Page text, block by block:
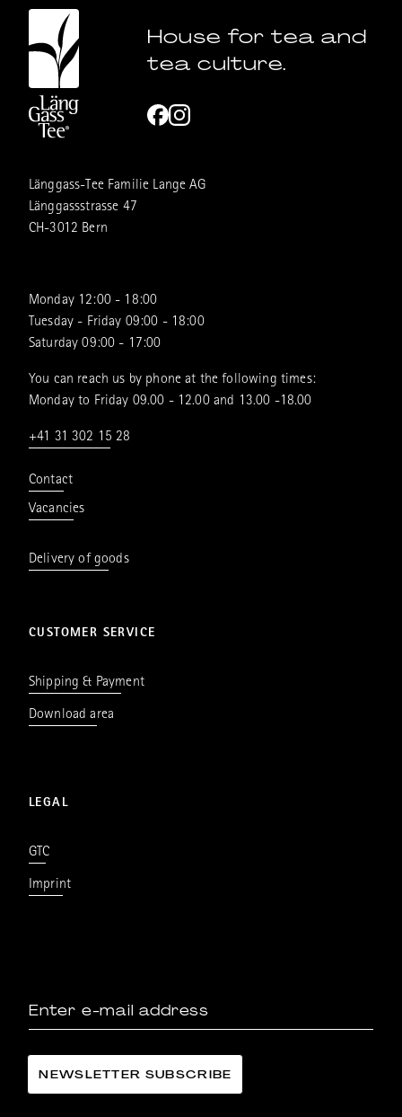
House for tea and
tea culture.
Länggass-Tee Familie Lange AG
Länggassstrasse 47
CH-3012 Bern
Monday 12:00 - 18:00
Tuesday - Friday 09:00 - 18:00
Saturday 09:00 - 17:00
You can reach us by phone at the following times:
Monday to Friday 09.00 - 12.00 and 13.00 -18.00
+41 31 302 15 28
Contact
Vacancies
Delivery of goods
CUSTOMER SERVICE
Shipping & Payment
Download area
LEGAL
GTC
Imprint